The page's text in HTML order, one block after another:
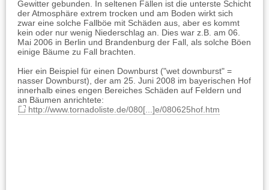
Gewitter gebunden. In seltenen Fällen ist die unterste Schicht
der Atmosphäre extrem trocken und am Boden wirkt sich
zwar eine solche Fallböe mit Schäden aus, aber es kommt
kein oder nur wenig Niederschlag an. Dies war z.B. am 06.
Mai 2006 in Berlin und Brandenburg der Fall, als solche Böen
einige Bäume zu Fall brachten.
Hier ein Beispiel für einen Downburst ("wet downburst" =
nasser Downburst), der am 25. Juni 2008 im bayerischen Hof
innerhalb eines engen Bereiches Schäden auf Feldern und
an Bäumen anrichtete:
http://www.tornadoliste.de/080[...]e/080625hof.htm